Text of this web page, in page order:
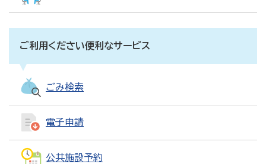
ご利用ください便利なサービス
ごみ検索
電子申請
公共施設予約